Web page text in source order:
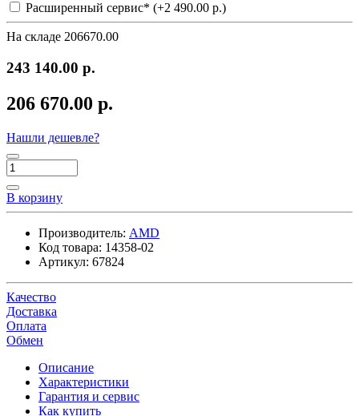
Расширенный сервис* (+2 490.00 р.)
На складе 206670.00
243 140.00 р.
206 670.00 р.
Нашли дешевле?
В корзину
Производитель: AMD
Код товара: 14358-02
Артикул: 67824
Качество
Доставка
Оплата
Обмен
Описание
Характеристики
Гарантия и сервис
Как купить